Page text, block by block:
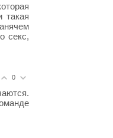
такая
секс,
0